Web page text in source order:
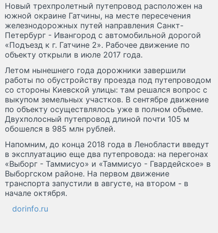
Новый трехпролетный путепровод расположен на
южной окраине Гатчины, на месте пересечения
железнодорожных путей направления Санкт-
Петербург - Ивангород с автомобильной дорогой
«Подъезд к г. Гатчине 2». Рабочее движение по
объекту открыли в июле 2017 года.
Летом нынешнего года дорожники завершили
работы по обустройству проезда под путепроводом
со стороны Киевской улицы: там решался вопрос с
выкупом земельных участков. В сентябре движение
по объекту осуществлялось уже в полном объеме.
Двухполосный путепровод длиной почти 105 м
обошелся в 985 млн рублей.
Напомним, до конца 2018 года в Ленобласти введут
в эксплуатацию еще два путепровода: на перегонах
«Выборг - Таммисуо» и «Таммисуо - Гвардейское» в
Выборгском районе. На первом движение
транспорта запустили в августе, на втором - в
начале октября.
dorinfo.ru